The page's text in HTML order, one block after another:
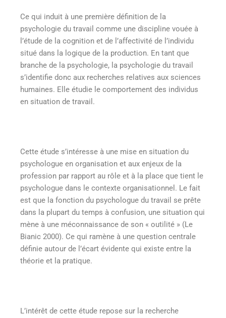
Ce qui induit à une première définition de la
psychologie du travail comme une discipline vouée à
l’étude de la cognition et de l’affectivité de l’individu
situé dans la logique de la production. En tant que
branche de la psychologie, la psychologie du travail
s’identifie donc aux recherches relatives aux sciences
humaines. Elle étudie le comportement des individus
en situation de travail.
Cette étude s’intéresse à une mise en situation du
psychologue en organisation et aux enjeux de la
profession par rapport au rôle et à la place que tient le
psychologue dans le contexte organisationnel. Le fait
est que la fonction du psychologue du travail se prête
dans la plupart du temps à confusion, une situation qui
mène à une méconnaissance de son « outilité » (Le
Bianic 2000). Ce qui ramène à une question centrale
définie autour de l’écart évidente qui existe entre la
théorie et la pratique.
L’intérêt de cette étude repose sur la recherche